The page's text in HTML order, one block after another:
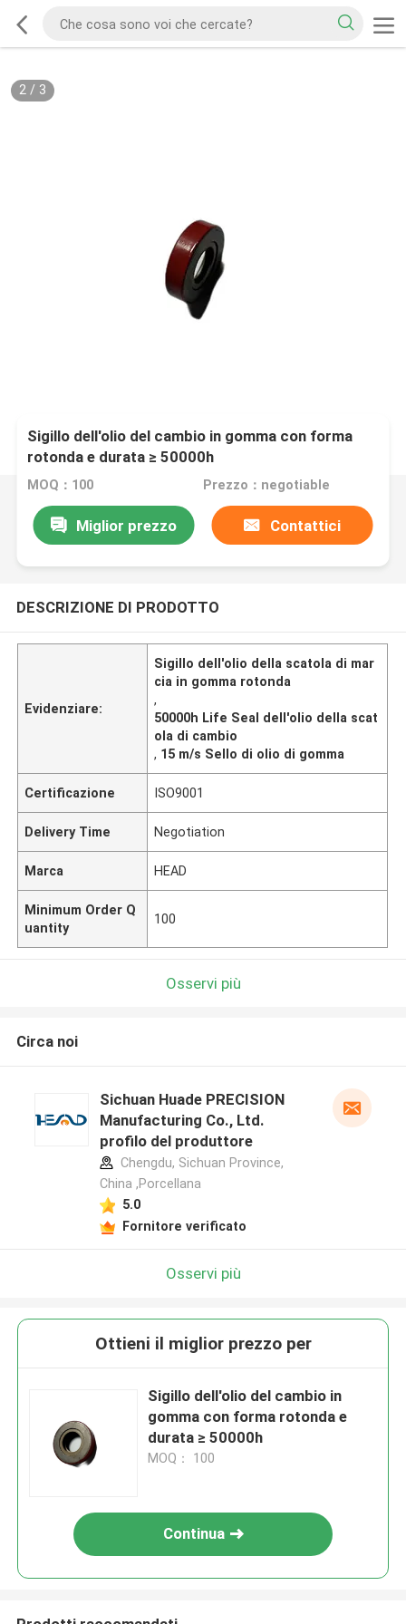
2/ 3
Sigillo dell'olio del cambio in gomma con forma
rotonda e durata ≥ 50000h
MOQ：100 Prezzo：negotiable
Miglior prezzo Contattici
DESCRIZIONE DI PRODOTTO
Evidenziare:
Sigillo dell'olio della scatola di mar
cia in gomma rotonda
,
50000h Life Seal dell'olio della scat
ola di cambio
, 15 m/s Sello di olio di gomma
Certificazione ISO9001
Delivery Time Negotiation
Marca HEAD
Minimum Order Q
uantity
100
Osservi più
Circa noi
Sichuan Huade PRECISION
Manufacturing Co., Ltd.
profilo del produttore
Chengdu, Sichuan Province,
China ,Porcellana
5.0
Fornitore verificato
Osservi più
Ottieni il miglior prezzo per
Sigillo dell'olio del cambio in
gomma con forma rotonda e
durata ≥ 50000h
MOQ： 100
Continua